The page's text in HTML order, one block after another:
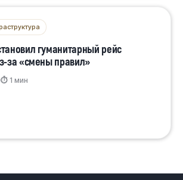
гуманитарный рейс
за «смены правил»
⏱ 1 мин